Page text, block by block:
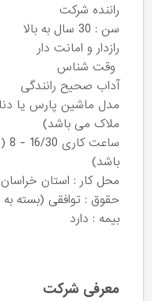
راننده شرکت
سن : 30 سال به بالا
رازدار و امانت دار
وقت شناس
آداب صحیح رانندگی
مدل ماشین پارس یا دنا
ملاک می باشد)
باشد)
محل کار : استان
حقوق : توافقی (بسته به
بیمه : دارد
معرفی شرکت